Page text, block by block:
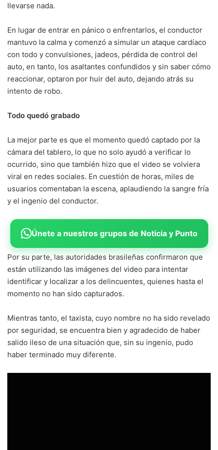
llevarse nada.
En lugar de entrar en pánico o enfrentarlos, el conductor
mantuvo la calma y comenzó a simular un ataque cardíaco
con todo y convulsiones, jadeos, pérdida de control del
auto, en tanto, los asaltantes confundidos y sin saber cómo
reaccionar, optaron por huir del auto, dejando atrás su
intento de robo.
Todo quedó grabado
La mejor parte es que el momento quedó captado por la
cámara del tablero, lo que no solo ayudó a verificar lo
ocurrido, sino que también hizo que el video se volviera
viral en redes sociales. En cuestión de horas, miles de
usuarios comentaban la escena, aplaudiendo la sangre fría
y el ingenio del conductor.
Únete a nuestros grupos de Noticia y Punto
Por su parte, las autoridades brasileñas confirmaron que
están utilizando las imágenes del video para intentar
identificar y localizar a los delincuentes, quienes hasta el
momento no han sido capturados.
Mientras tanto, el taxista, cuyo nombre no ha sido revelado
por seguridad, se encuentra bien y agradecido de haber
salido ileso de una situación que, sin su ingenio, pudo
haber terminado muy diferente.